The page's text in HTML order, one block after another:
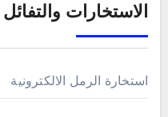
الاستخارات والتفائل
استخارة الرمل الالكترونية